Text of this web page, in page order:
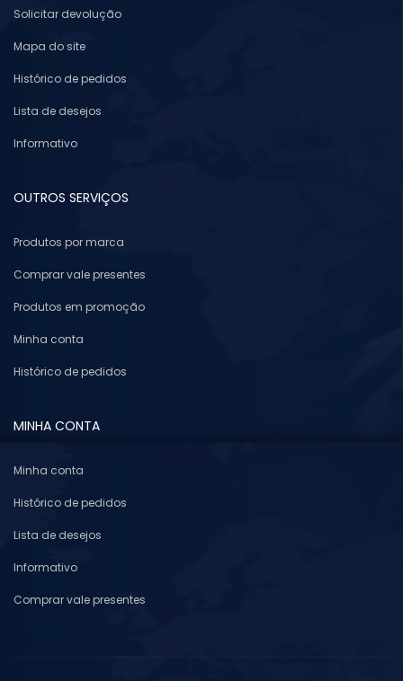
Solicitar devolução
Mapa do site
Histórico de pedidos
Lista de desejos
Informativo
OUTROS SERVIÇOS
Produtos por marca
Comprar vale presentes
Produtos em promoção
Minha conta
Histórico de pedidos
MINHA CONTA
Minha conta
Histórico de pedidos
Lista de desejos
Informativo
Comprar vale presentes